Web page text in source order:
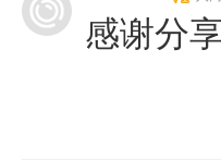
感谢分